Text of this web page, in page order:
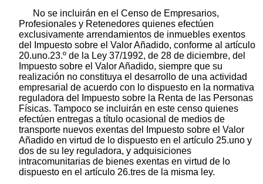
No se incluirán en el Censo de Empresarios,
Profesionales y Retenedores quienes efectúen
exclusivamente arrendamientos de inmuebles exentos
del Impuesto sobre el Valor Añadido, conforme al artículo
20.uno.23.º de la Ley 37/1992, de 28 de diciembre, del
Impuesto sobre el Valor Añadido, siempre que su
realización no constituya el desarrollo de una actividad
empresarial de acuerdo con lo dispuesto en la normativa
reguladora del Impuesto sobre la Renta de las Personas
Físicas. Tampoco se incluirán en este censo quienes
efectúen entregas a título ocasional de medios de
transporte nuevos exentas del Impuesto sobre el Valor
Añadido en virtud de lo dispuesto en el artículo 25.uno y
dos de su ley reguladora, y adquisiciones
intracomunitarias de bienes exentas en virtud de lo
dispuesto en el artículo 26.tres de la misma ley.